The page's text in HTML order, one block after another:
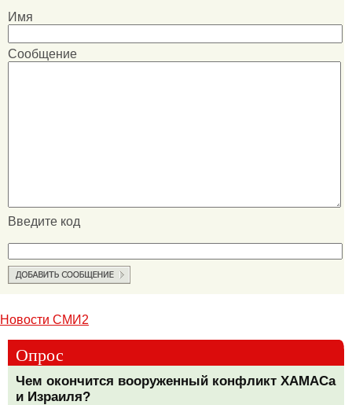
Имя
Сообщение
Введите код
Новости СМИ2
Опрос
Чем окончится вооруженный конфликт ХАМАСа
и Израиля?